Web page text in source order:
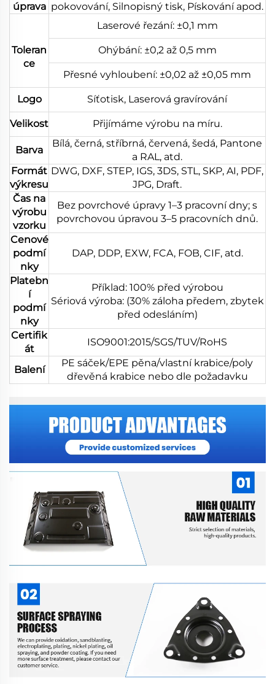
úprava pokovování, Silnopisný tisk, Pískování apod.
Toleran
ce
Laserové řezání: ±0,1 mm
Ohýbání: ±0,2 až 0,5 mm
Přesné vyhloubení: ±0,02 až ±0,05 mm
Logo Síťotisk, Laserová gravírování
Velikost Přijímáme výrobu na míru.
Barva
Bílá, černá, stříbrná, červená, šedá, Pantone
a RAL, atd.
Formát
výkresu
DWG, DXF, STEP, IGS, 3DS, STL, SKP, AI, PDF,
JPG, Draft.
Čas na
výrobu
vzorku
Bez povrchové úpravy 1–3 pracovní dny; s
povrchovou úpravou 3–5 pracovních dnů.
Cenové
podmí
nky
DAP, DDP, EXW, FCA, FOB, CIF, atd.
Platebn
í
podmí
nky
Příklad: 100% před výrobou
Sériová výroba: (30% záloha předem, zbytek
před odesláním)
Certifik
át
ISO9001:2015/SGS/TUV/RoHS
Balení
PE sáček/EPE pěna/vlastní krabice/poly
dřevěná krabice nebo dle požadavku